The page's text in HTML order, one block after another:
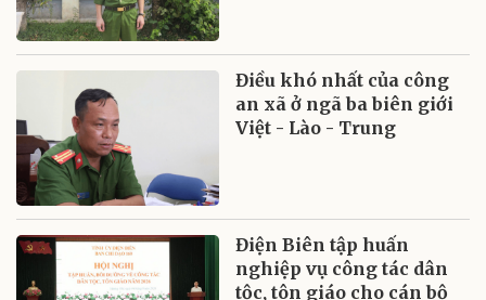
Điều khó nhất của công
an xã ở ngã ba biên giới
Việt - Lào - Trung
Điện Biên tập huấn
nghiệp vụ công tác dân
tộc, tôn giáo cho cán bộ